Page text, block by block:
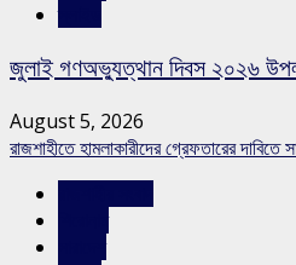
জুলাই গণঅভ্যুত্থান দিবস ২০২৬
August 5, 2026
রাজশাহীতে হামলাকারীদের গ্রেফতারের দাবিতে